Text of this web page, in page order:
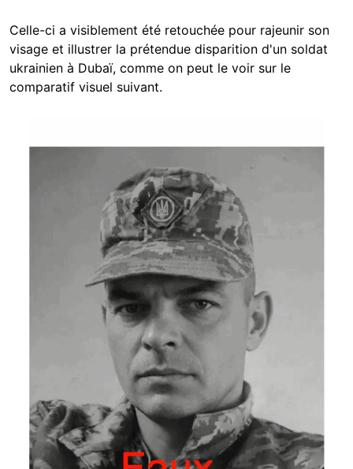
Celle-ci a visiblement été retouchée pour rajeunir son
visage et illustrer la prétendue disparition d'un soldat
ukrainien à Dubaï, comme on peut le voir sur le
comparatif visuel suivant.